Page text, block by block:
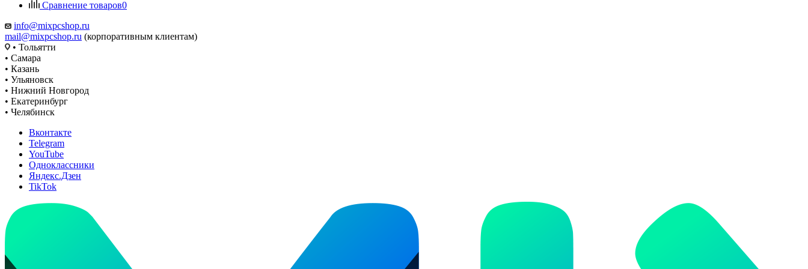
Сравнение товаров0
info@mixpcshop.ru
mail@mixpcshop.ru (корпоративным клиентам)
• Тольятти
• Самара
• Казань
• Ульяновск
• Нижний Новгород
• Екатеринбург
• Челябинск
Вконтакте
Telegram
YouTube
Одноклассники
Яндекс.Дзен
TikTok